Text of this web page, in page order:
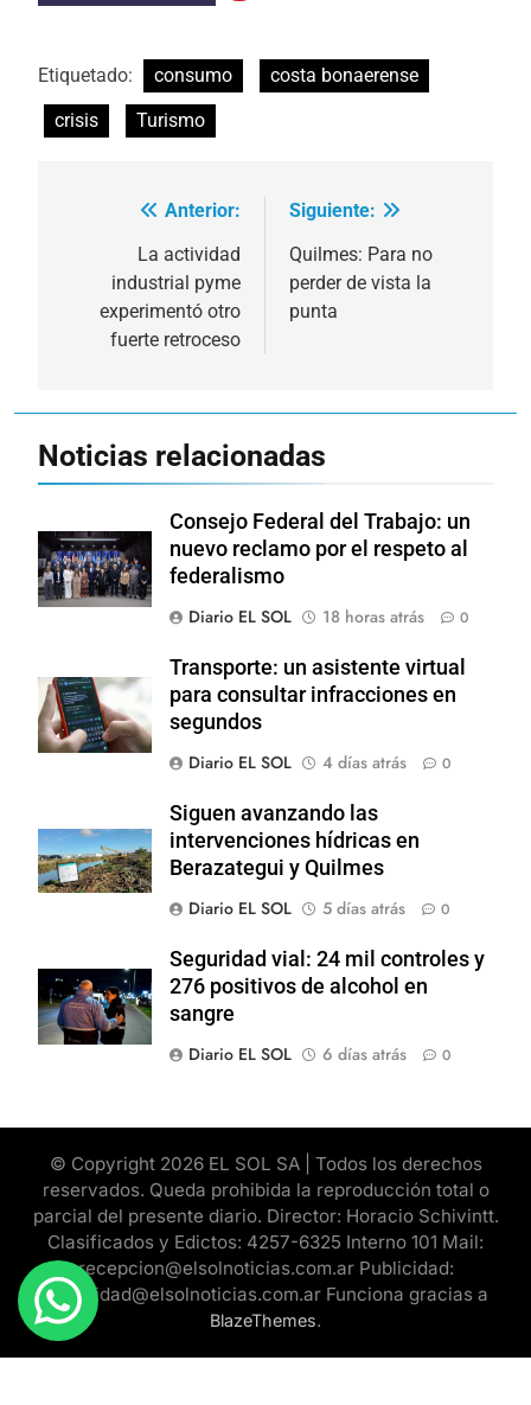
Etiquetado: consumo
costa bonaerense
crisis
Turismo
Navegación
entradas
Anterior:
La actividad
industrial pyme
experimentó otro
fuerte retroceso
Siguiente:
Quilmes: Para no
perder de vista la
punta
Noticias relacionadas
Consejo Federal del Trabajo: un
nuevo reclamo por el respeto al
federalismo
Diario EL SOL
18 horas atrás 0
Transporte: un asistente virtual
para consultar infracciones en
segundos
Diario EL SOL
4 días atrás 0
Siguen avanzando las
intervenciones hídricas en
Berazategui y Quilmes
Diario EL SOL
5 días atrás 0
Seguridad vial: 24 mil controles y
276 positivos de alcohol en
sangre
Diario EL SOL
6 días atrás 0
© Copyright 2026 EL SOL SA | Todos los derechos
reservados. Queda prohibida la reproducción total o
parcial del presente diario. Director: Horacio Schivintt.
Clasificados y Edictos: 4257-6325 Interno 101 Mail:
recepcion@elsolnoticias.com.ar Publicidad:
publicidad@elsolnoticias.com.ar Funciona gracias a
BlazeThemes.